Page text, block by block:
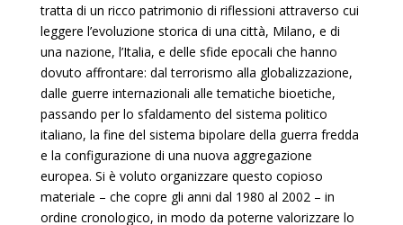
tratta di un ricco patrimonio di riflessioni attraverso cui
leggere l’evoluzione storica di una città, Milano, e di
una nazione, l’Italia, e delle sfide epocali che hanno
dovuto affrontare: dal terrorismo alla globalizzazione,
dalle guerre internazionali alle tematiche bioetiche,
passando per lo sfaldamento del sistema politico
italiano, la fine del sistema bipolare della guerra fredda
e la configurazione di una nuova aggregazione
europea. Si è voluto organizzare questo copioso
materiale – che copre gli anni dal 1980 al 2002 – in
ordine cronologico, in modo da poterne valorizzare lo